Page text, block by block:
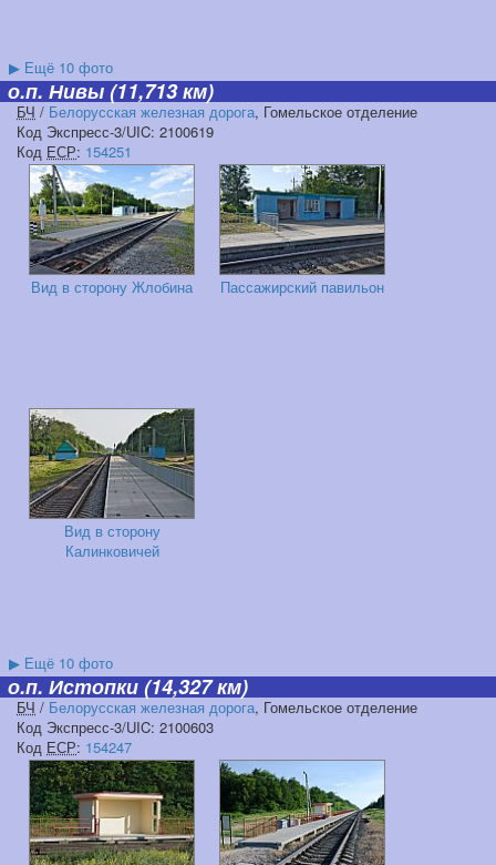
▶ Ещё 10 фото
о.п. Нивы(11,713 км)
БЧ / Белорусская железная дорога, Гомельское отделение
Код Экспресс-3/UIC: 2100619
Код ЕСР: 154251
Вид в сторону Жлобина Пассажирский павильон
Вид в сторону
Калинковичей
▶ Ещё 10 фото
о.п. Истопки(14,327 км)
БЧ / Белорусская железная дорога, Гомельское отделение
Код Экспресс-3/UIC: 2100603
Код ЕСР: 154247